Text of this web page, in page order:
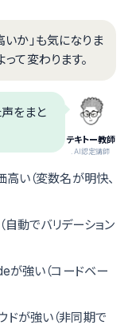
いか」も気になりま
て変わります。
テキトー教師
.AI認定講師
をまと
い（変数名が明快、
動でバリデーション
強い（コードベー
ドが強い（非同期で